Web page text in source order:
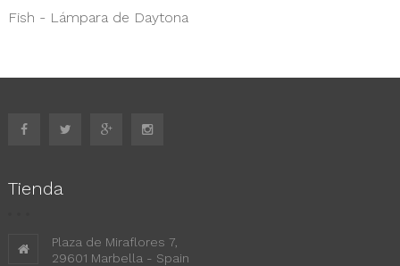
Fish - Lámpara de Daytona
Tienda
Plaza de Miraflores 7,
29601 Marbella - Spain